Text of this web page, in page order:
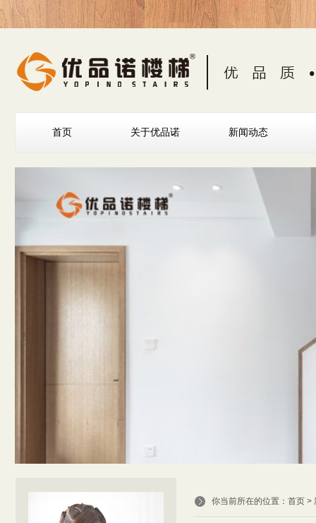
首页 关于优品诺 新闻动态
你当前所在的位置： 首页 >